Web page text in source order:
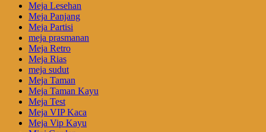
Meja Lesehan
Meja Panjang
Meja Partisi
meja prasmanan
Meja Retro
Meja Rias
meja sudut
Meja Taman
Meja Taman Kayu
Meja Test
Meja VIP Kaca
Meja Vip Kayu